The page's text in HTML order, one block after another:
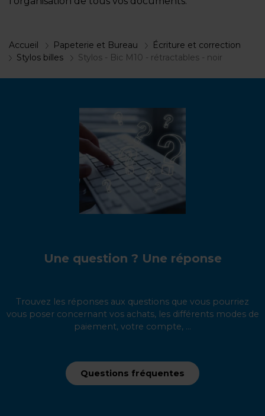
Accueil Papeterie et Bureau
Écriture et correction
Stylos billes
Stylos - Bic M10 - rétractables - noir
Une question ? Une réponse
Trouvez les réponses aux questions que vous pourriez
vous poser concernant vos achats, les différents modes de
paiement, votre compte, ...
Questions fréquentes